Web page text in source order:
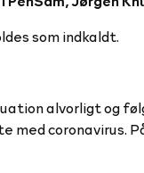
som indkaldt.
alvorligt og
med coronavirus.